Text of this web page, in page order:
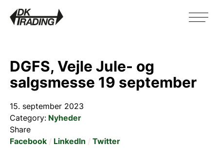
DGFS, Vejle Jule- og
salgsmesse 19 september
15. september 2023
Category: Nyheder
Share
Facebook
LinkedIn Twitter